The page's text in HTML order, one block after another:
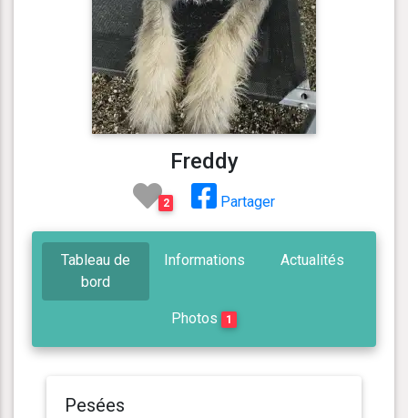
Freddy
2 Partager
Tableau de
bord
Informations Actualités
Photos 1
Pesées